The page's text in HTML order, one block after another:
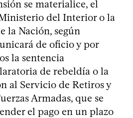
se materialice, el
del Interior o la
la Nación, según
de oficio y por
la sentencia
de rebeldía o la
al Servicio de Retiros y
Armadas, que se
el pago en un plazo